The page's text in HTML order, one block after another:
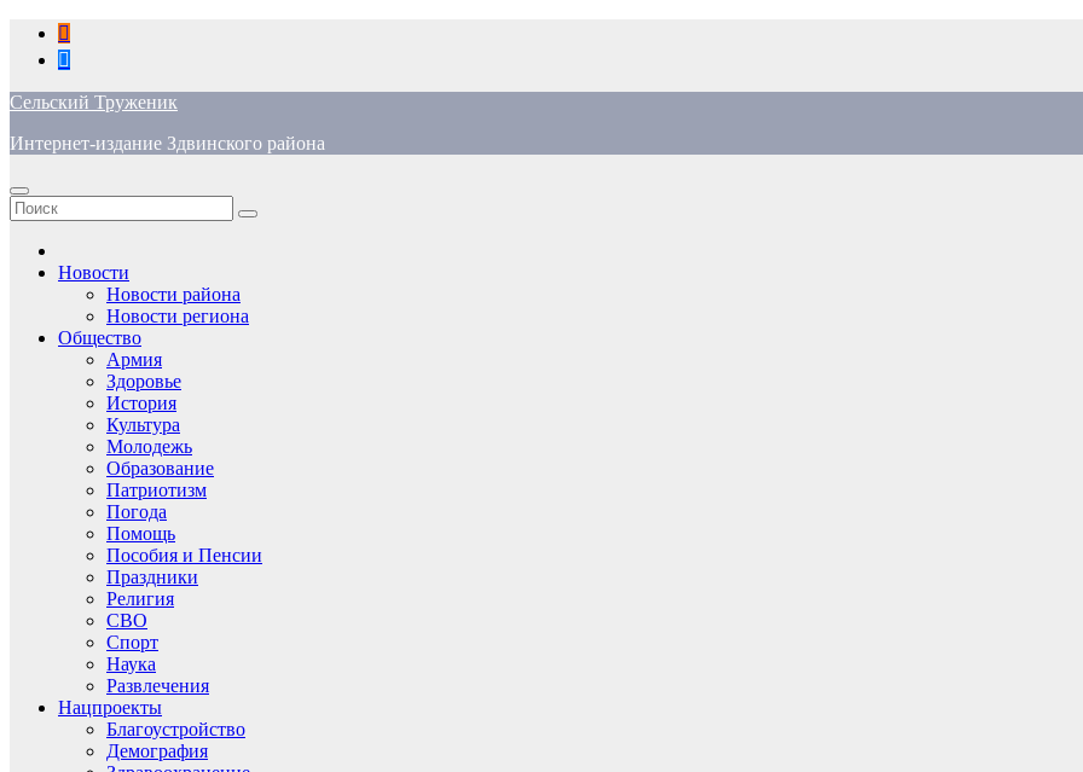
Перейти
содержимому
Сельский Труженик
Интернет-издание Здвинского района
Новости
Новости района
Новости региона
Общество
Армия
Здоровье
История
Культура
Молодежь
Образование
Патриотизм
Погода
Помощь
Пособия и Пенсии
Праздники
Религия
СВО
Спорт
Наука
Развлечения
Нацпроекты
Благоустройство
Демография